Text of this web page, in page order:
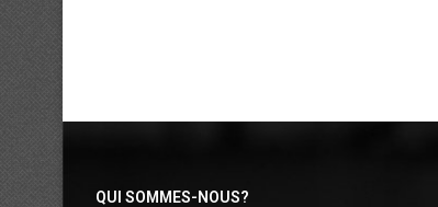
QUI SOMMES-NOUS?